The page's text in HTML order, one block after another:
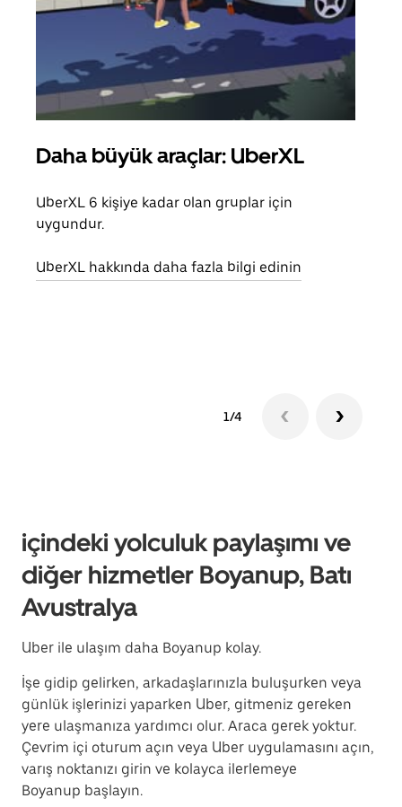
Daha büyük araçlar: UberXL
UberXL 6 kişiye kadar olan gruplar için
uygundur.
UberXL hakkında daha fazla bilgi edinin
1/4
içindeki yolculuk paylaşımı ve
diğer hizmetler Boyanup, Batı
Avustralya
Uber ile ulaşım daha Boyanup kolay.
İşe gidip gelirken, arkadaşlarınızla buluşurken veya
günlük işlerinizi yaparken Uber, gitmeniz gereken
yere ulaşmanıza yardımcı olur. Araca gerek yoktur.
Çevrim içi oturum açın veya Uber uygulamasını açın,
varış noktanızı girin ve kolayca ilerlemeye
Boyanup başlayın.